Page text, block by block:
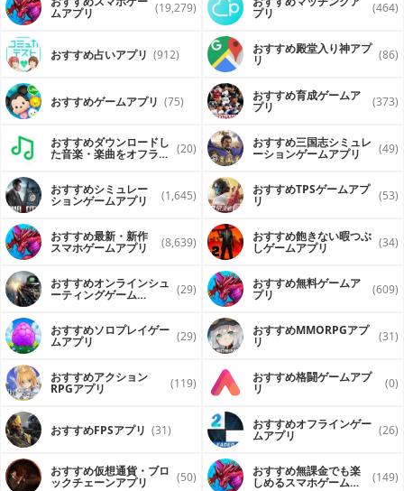
ムアプリ (19,279) プリ (464)
おすすめ占いアプリ (912) おすすめ殿堂入り神アプ
リ (86)
おすすめゲームアプリ (75) おすすめ育成ゲームア
プリ (373)
おすすめダウンロードし
た音楽・楽曲をオフライ (20) おすすめ三国志シミュレ
ーションゲームアプリ (49)
おすすめシミュレー
ションゲームアプリ (1,645) おすすめTPSゲームアプ
リ (53)
おすすめ最新・新作
スマホゲームアプリ (8,639) おすすめ飽きない暇つぶ
しゲームアプリ (34)
おすすめオンラインシュ
ーティングゲーム (29) おすすめ無料ゲームア
プリ (609)
おすすめソロプレイゲー
ムアプリ (29) おすすめ MMORPGアプ
リ (31)
おすすめアクション
RPGアプリ (119) おすすめ格闘ゲームアプ
リ (0)
おすすめFPSアプリ (31) おすすめオフラインゲー
ムアプリ (26)
おすすめ仮想通貨・ブロ
ックチェーンアプリ (50) おすすめ無課金でも楽
しめるスマホゲームア (149)